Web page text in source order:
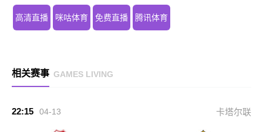
高清直播 咪咕体育 免费直播 腾讯体育
相关赛事 GAMES LIVING
22:15 04-13 卡塔尔联